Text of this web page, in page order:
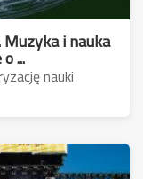
i nauka
połączą siły w walce o ...
nauki